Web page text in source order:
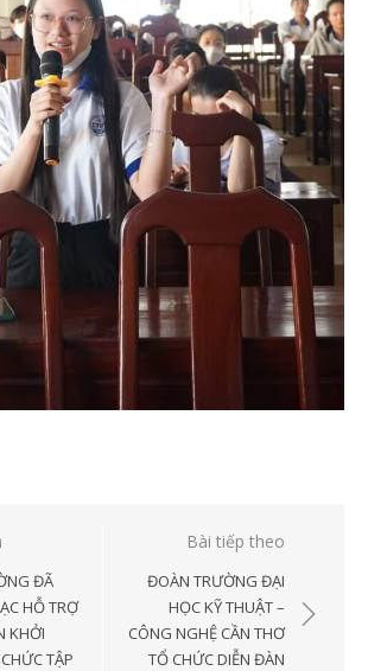
ĐÃ
HỖ TRỢ
KHỞI
TẬP
Bài tiếp theo
ĐOÀN TRƯỜNG ĐẠI
HỌC KỸ THUẬT –
CÔNG NGHỆ CẦN THƠ
TỔ CHỨC DIỄN ĐÀN